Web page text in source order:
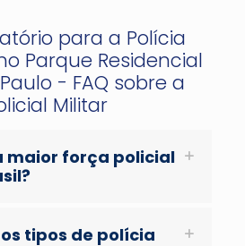
para a Polícia
Parque Residencial
- FAQ sobre a
Militar
maior força policial
tipos de polícia